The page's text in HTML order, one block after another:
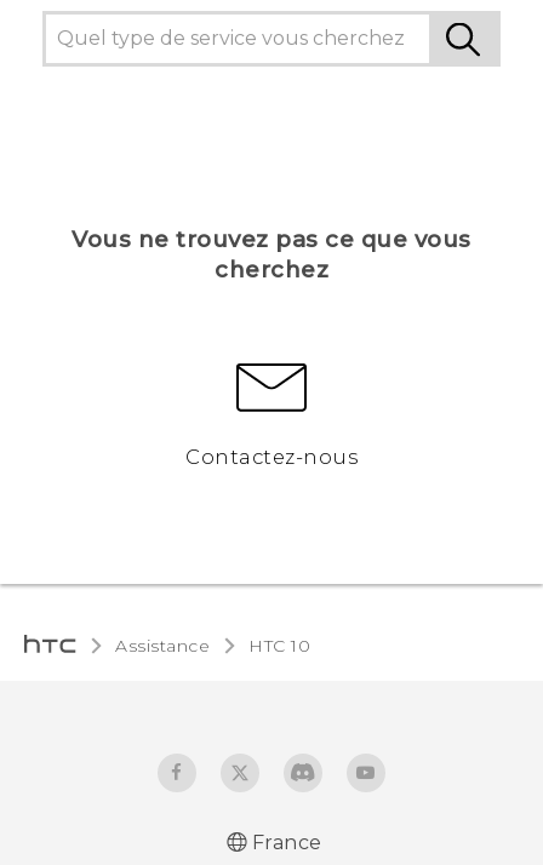
Vous ne trouvez pas ce que vous
cherchez
Contactez-nous
Assistance HTC 10‎
France